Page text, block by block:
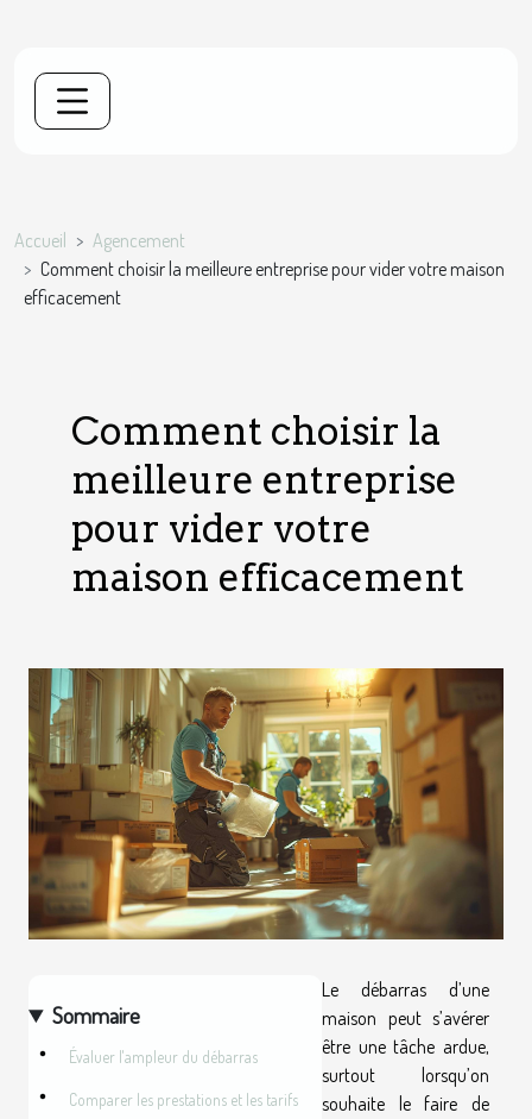
Accueil
Agencement
Comment choisir la meilleure entreprise pour vider votre maison
efficacement
Comment choisir la
meilleure entreprise
pour vider votre
maison efficacement
Sommaire
Évaluer l'ampleur du débarras
Comparer les prestations et les tarifs
Le débarras d’une
maison peut s’avérer
être une tâche ardue,
surtout lorsqu’on
souhaite le faire de